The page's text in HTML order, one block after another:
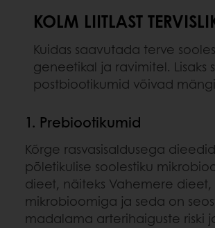
KOLM LIITLAST
Kuidas saavutada terve
geneetikal ja ravimitel.
postbiootikumid võivad
1. Prebiootikumid
Kõrge rasvasisaldusega
põletikulise soolestiku
dieet, näiteks Vahemere
mikrobioomiga ja seda on
madalama arterihaiguste riski